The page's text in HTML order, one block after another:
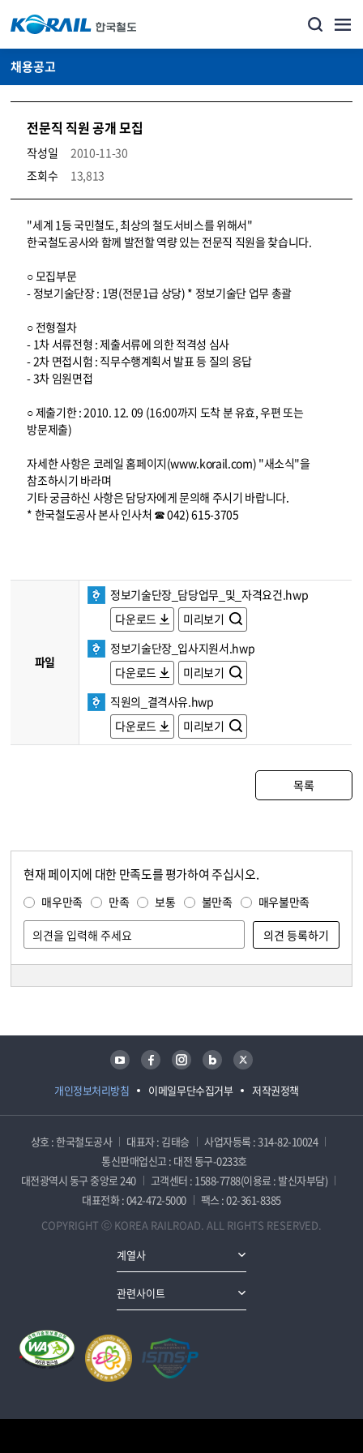
채용공고
전문직 직원 공개 모집
작성일
2010-11-30
조회수
13,813
코레일소개_경영공시_채용공고 상세보기 – 내용, 파일, 담당자 연락처로 구성
"세계 1등 국민철도, 최상의 철도서비스를 위해서"
한국철도공사와 함께 발전할 역량 있는 전문직 직원을 찾습니다.
○ 모집부문
- 정보기술단장 : 1명(전문1급 상당) * 정보기술단 업무 총괄
○ 전형절차
- 1차 서류전형 : 제출서류에 의한 적격성 심사
- 2차 면접시험 : 직무수행계획서 발표 등 질의 응답
- 3차 임원면접
○ 제출기한 : 2010. 12. 09 (16:00까지 도착 분 유효, 우편 또는
방문제출)
자세한 사항은 코레일 홈페이지(www.korail.com) "새소식"을
참조하시기 바라며
기타 궁금하신 사항은 담당자에게 문의해 주시기 바랍니다.
* 한국철도공사 본사 인사처 ☎ 042) 615-3705
파일
정보기술단장_담당업무_및_자격요건.hwp
다운로드
미리보기
정보기술단장_입사지원서.hwp
다운로드
미리보기
직원의_결격사유.hwp
다운로드
미리보기
목록
현재 페이지에 대한 만족도를 평가하여 주십시오.
매우만족 만족 보통 불만족 매우불만족
개인정보처리방침 이메일무단수집거부 저작권정책
유튜브 페이스북 인스타그램 블로그 트위터
상호 : 한국철도공사 대표자 : 김태승
사업자등록 : 314-82-10024
통신판매업신고 : 대전 동구-0233호
대전광역시 동구 중앙로 240
고객센터 : 1588-7788(이용료 : 발신자부담)
대표전화 : 042-472-5000
팩스 : 02-361-8385
COPYRIGHT ⓒ KOREA RAILROAD. ALL RIGHTS RESERVED.
계열사
관련사이트